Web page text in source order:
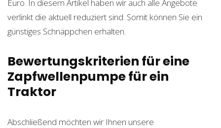
Euro. In diesem Artikel haben wir auch alle Angebote
verlinkt die aktuell reduziert sind. Somit können Sie ein
günstiges Schnäppchen erhalten.
Bewertungskriterien für eine
Zapfwellenpumpe für ein
Traktor
Abschließend möchten wir Ihnen unsere